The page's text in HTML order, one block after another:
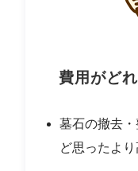
費用がど
墓石の撤去
ど思ったよ